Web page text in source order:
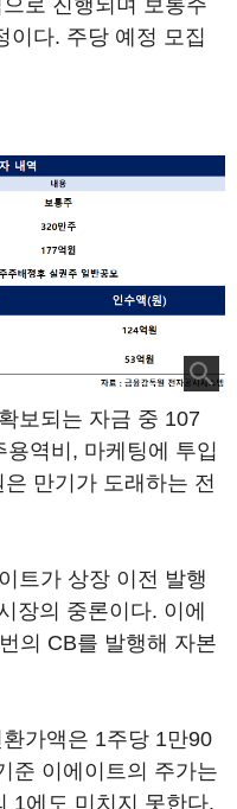
로 진행되며 보통주
이다. 주당 예정 모집
보되는 자금 중 107
역비, 마케팅에 투입
만기가 도래하는 전
트가 상장 이전 발행
장의 중론이다. 이에
의 CB를 발행해 자본
가액은 1주당 1만90
준 이에이트의 주가는
1에도 미치지 못한다.